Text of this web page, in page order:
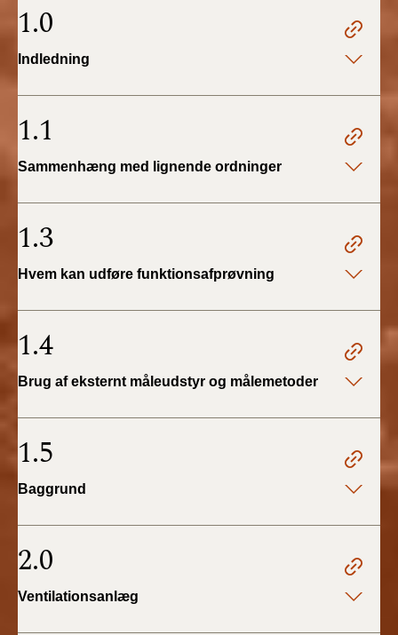
BR18 (1/1 - 30/6
2022)
BR18 (1/1-29/6
2018)
1.0
Indledning
1.1
Sammenhæng med lignende ordninger
1.3
Hvem kan udføre funktionsafprøvning
1.4
Brug af eksternt måleudstyr og målemetoder
1.5
Baggrund
2.0
Ventilationsanlæg